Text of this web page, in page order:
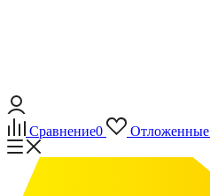
Сравнение0 Отложенные